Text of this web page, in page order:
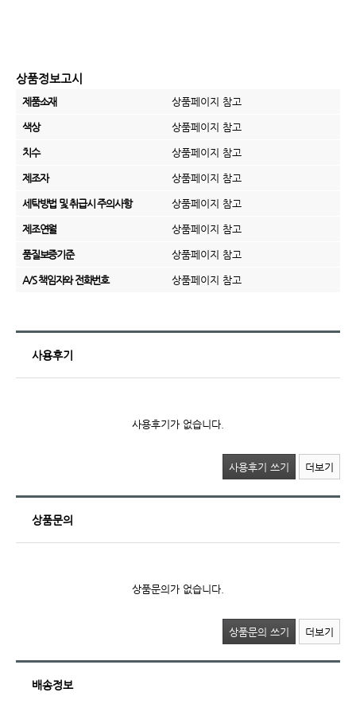
상품정보고시
제품소재 상품페이지 참고
색상 상품페이지 참고
치수 상품페이지 참고
제조자 상품페이지 참고
세탁방법 및 취급시 주의사항 상품페이지 참고
제조연월 상품페이지 참고
품질보증기준 상품페이지 참고
A/S 책임자와 전화번호 상품페이지 참고
사용후기
사용후기가 없습니다.
사용후기 쓰기 더보기
상품문의
상품문의가 없습니다.
상품문의 쓰기 더보기
배송정보